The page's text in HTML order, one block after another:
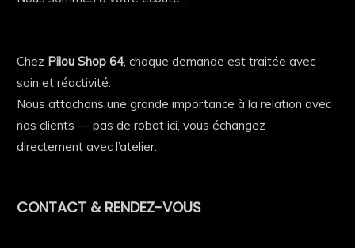
Chez Pilou Shop 64, chaque demande est traitée avec
soin et réactivité.
Nous attachons une grande importance à la relation avec
nos clients — pas de robot ici, vous échangez
directement avec l’atelier.
CONTACT & RENDEZ-VOUS